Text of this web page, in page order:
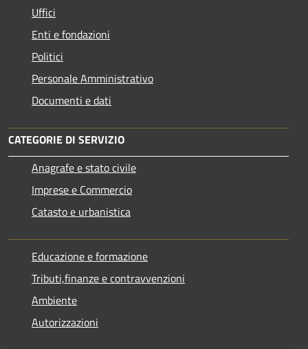
Uffici
Enti e fondazioni
Politici
Personale Amministrativo
Documenti e dati
CATEGORIE DI SERVIZIO
Anagrafe e stato civile
Imprese e Commercio
Catasto e urbanistica
Educazione e formazione
Tributi,finanze e contravvenzioni
Ambiente
Autorizzazioni